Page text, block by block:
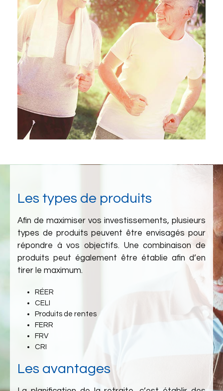
Les types de produits
Afin de maximiser vos investissements, plusieurs
types de produits peuvent être envisagés pour
répondre à vos objectifs. Une combinaison de
produits peut également être établie afin d’en
tirer le maximum.
RÉER
CELI
Produits de rentes
FERR
FRV
CRI
Les avantages